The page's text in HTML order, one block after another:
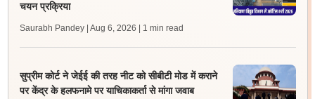
चयन प्रक्रिया
Saurabh Pandey | Aug 6, 2026 | 1 min read
सुप्रीम कोर्ट ने जेईई की तरह नीट को सीबीटी मोड में कराने
पर केंद्र के हलफनामे पर याचिकाकर्ता से मांगा जवाब